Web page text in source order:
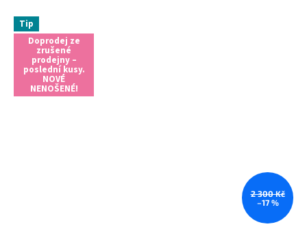
Tip
Doprodej ze
zrušené
prodejny –
poslední kusy.
NOVÉ
NENOŠENÉ!
2 300 Kč
–17 %